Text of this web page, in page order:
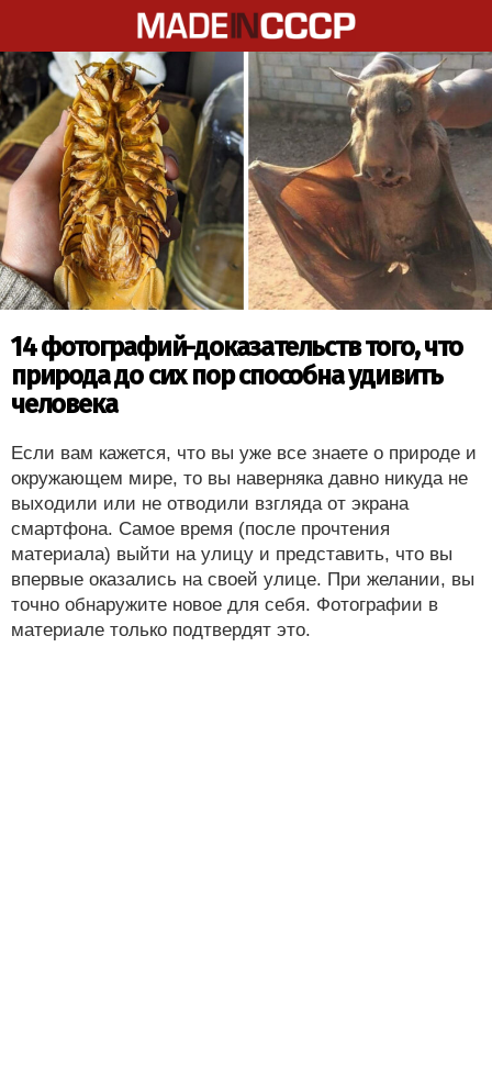
14 фотографий-доказательств того, что
природа до сих пор способна удивить
человека
Если вам кажется, что вы уже все знаете о природе и
окружающем мире, то вы наверняка давно никуда не
выходили или не отводили взгляда от экрана
смартфона. Самое время (после прочтения
материала) выйти на улицу и представить, что вы
впервые оказались на своей улице. При желании, вы
точно обнаружите новое для себя. Фотографии в
материале только подтвердят это.